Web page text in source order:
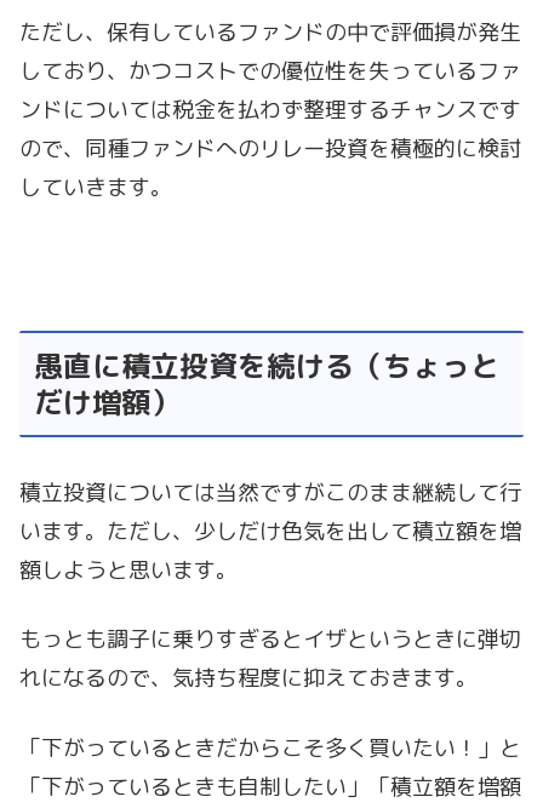
ただし、保有しているファンドの中で評価損が発生
しており、かつコストでの優位性を失っているファ
ンドについては税金を払わず整理するチャンスです
ので、同種ファンドへのリレー投資を積極的に検討
していきます。
愚直に積立投資を続ける（ちょっと
だけ増額）
積立投資については当然ですがこのまま継続して行
います。ただし、少しだけ色気を出して積立額を増
額しようと思います。
もっとも調子に乗りすぎるとイザというときに弾切
れになるので、気持ち程度に抑えておきます。
「下がっているときだからこそ多く買いたい！」と
「下がっているときも自制したい」「積立額を増額